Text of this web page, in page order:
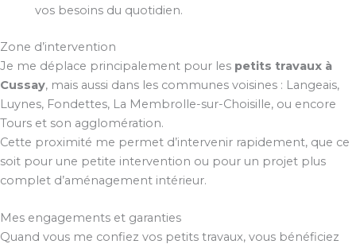
vos besoins du quotidien.
Zone d’intervention
Je me déplace principalement pour les petits travaux à
Cussay, mais aussi dans les communes voisines : Langeais,
Luynes, Fondettes, La Membrolle-sur-Choisille, ou encore
Tours et son agglomération.
Cette proximité me permet d’intervenir rapidement, que ce
soit pour une petite intervention ou pour un projet plus
complet d’aménagement intérieur.
Mes engagements et garanties
Quand vous me confiez vos petits travaux, vous bénéficiez